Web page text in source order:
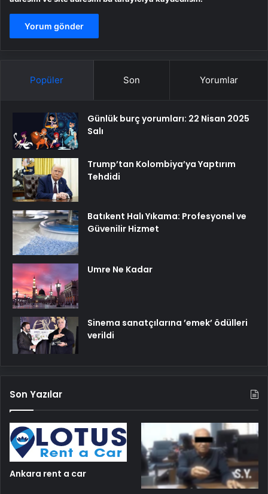
Popüler Son Yorumlar
Günlük burç yorumları: 22 Nisan 2025
Salı
Trump’tan Kolombiya’ya Yaptırım
Tehdidi
Batıkent Halı Yıkama: Profesyonel ve
Güvenilir Hizmet
Umre Ne Kadar
Sinema sanatçılarına ’emek’ ödülleri
verildi
Son Yazılar
Ankara rent a car